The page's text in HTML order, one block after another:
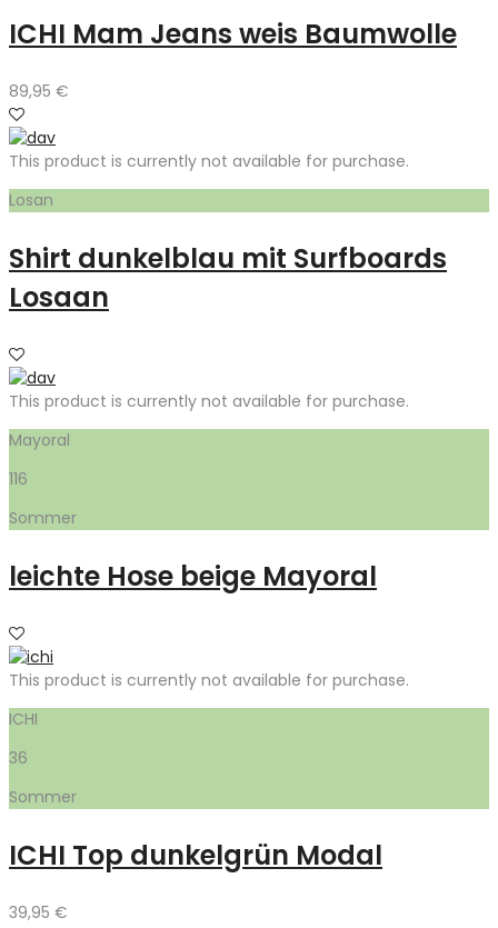
ICHI Mam Jeans weis Baumwolle
89,95 €
This product is currently not available for purchase.
Losan
Shirt dunkelblau mit Surfboards
Losaan
This product is currently not available for purchase.
Mayoral
116
Sommer
leichte Hose beige Mayoral
This product is currently not available for purchase.
ICHI
36
Sommer
ICHI Top dunkelgrün Modal
39,95 €